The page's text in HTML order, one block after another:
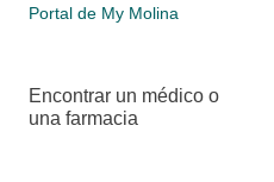
Portal de My Molina
Encontrar un médico o
una farmacia